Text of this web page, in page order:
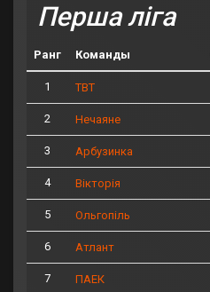
Перша ліга
Ранг Команды
1 ТВТ
2 Нечаяне
3 Арбузинка
4 Вікторія
5 Ольгопіль
6 Атлант
7 ПАЕК